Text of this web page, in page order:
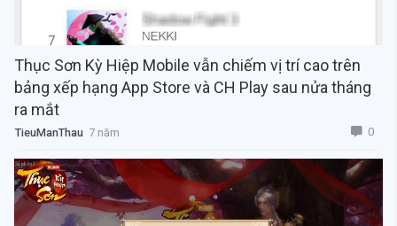
Thục Sơn Kỳ Hiệp Mobile vẫn chiếm vị trí cao trên
bảng xếp hạng App Store và CH Play sau nửa tháng
ra mắt
TieuManThau 7 năm 0